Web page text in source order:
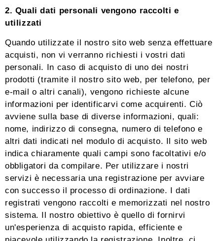
2. Quali dati personali vengono raccolti e
utilizzati
Quando utilizzate il nostro sito web senza effettuare
acquisti, non vi verranno richiesti i vostri dati
personali. In caso di acquisto di uno dei nostri
prodotti (tramite il nostro sito web, per telefono, per
e-mail o altri canali), vengono richieste alcune
informazioni per identificarvi come acquirenti. Ciò
avviene sulla base di diverse informazioni, quali:
nome, indirizzo di consegna, numero di telefono e
altri dati indicati nel modulo di acquisto. Il sito web
indica chiaramente quali campi sono facoltativi e/o
obbligatori da compilare. Per utilizzare i nostri
servizi è necessaria una registrazione per avviare
con successo il processo di ordinazione. I dati
registrati vengono raccolti e memorizzati nel nostro
sistema. Il nostro obiettivo è quello di fornirvi
un'esperienza di acquisto rapida, efficiente e